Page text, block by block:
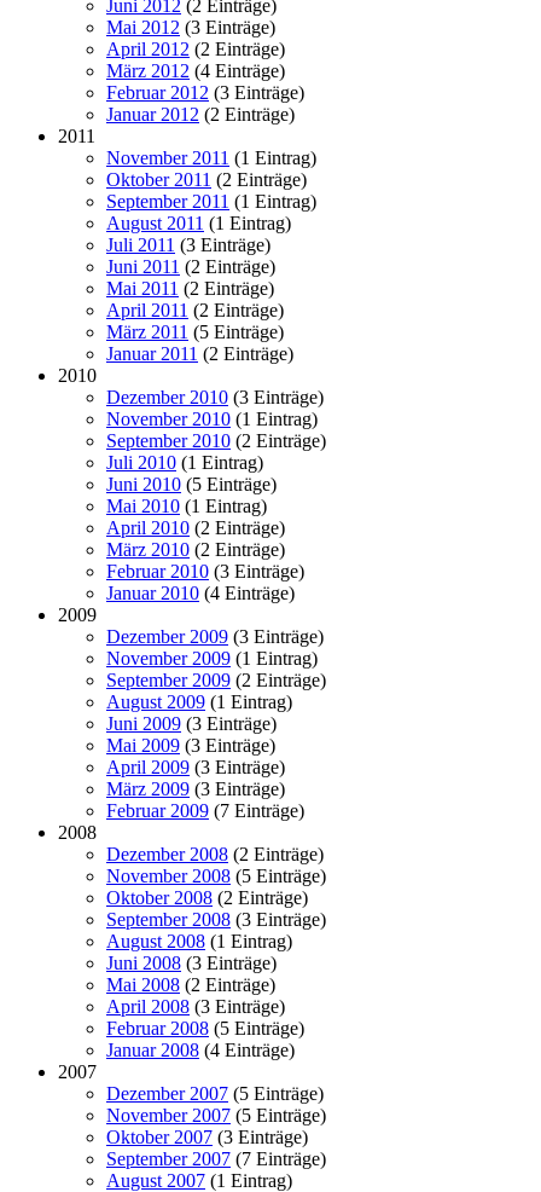
Juni 2012 (2 Einträge)
Mai 2012 (3 Einträge)
April 2012 (2 Einträge)
März 2012 (4 Einträge)
Februar 2012 (3 Einträge)
Januar 2012 (2 Einträge)
2011
November 2011 (1 Eintrag)
Oktober 2011 (2 Einträge)
September 2011 (1 Eintrag)
August 2011 (1 Eintrag)
Juli 2011 (3 Einträge)
Juni 2011 (2 Einträge)
Mai 2011 (2 Einträge)
April 2011 (2 Einträge)
März 2011 (5 Einträge)
Januar 2011 (2 Einträge)
2010
Dezember 2010 (3 Einträge)
November 2010 (1 Eintrag)
September 2010 (2 Einträge)
Juli 2010 (1 Eintrag)
Juni 2010 (5 Einträge)
Mai 2010 (1 Eintrag)
April 2010 (2 Einträge)
März 2010 (2 Einträge)
Februar 2010 (3 Einträge)
Januar 2010 (4 Einträge)
2009
Dezember 2009 (3 Einträge)
November 2009 (1 Eintrag)
September 2009 (2 Einträge)
August 2009 (1 Eintrag)
Juni 2009 (3 Einträge)
Mai 2009 (3 Einträge)
April 2009 (3 Einträge)
März 2009 (3 Einträge)
Februar 2009 (7 Einträge)
2008
Dezember 2008 (2 Einträge)
November 2008 (5 Einträge)
Oktober 2008 (2 Einträge)
September 2008 (3 Einträge)
August 2008 (1 Eintrag)
Juni 2008 (3 Einträge)
Mai 2008 (2 Einträge)
April 2008 (3 Einträge)
Februar 2008 (5 Einträge)
Januar 2008 (4 Einträge)
2007
Dezember 2007 (5 Einträge)
November 2007 (5 Einträge)
Oktober 2007 (3 Einträge)
September 2007 (7 Einträge)
August 2007 (1 Eintrag)